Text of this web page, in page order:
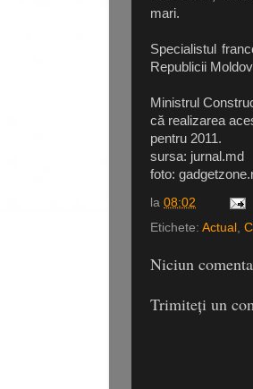
mari.
Specialistul
Republicii
Ministrul
că realizarea
pentru 2011.
sursa: jurnal.md
foto:
la 08:02
Etichete: Actual ,
Niciun
Trimiteți un